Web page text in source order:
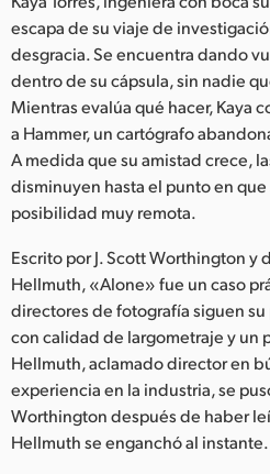
Mexico
Malaysia
Netherlands
New Zealand
Norway
Poland
Portugal
Singapore
South Africa
escapa de su viaje de
desgracia. Se encuentra dando
dentro de su cápsula, sin nadie
Mientras evalúa qué hacer, Kaya
a Hammer, un cartógrafo
A medida que su amistad crece,
disminuyen hasta el punto en
posibilidad muy remota.
Escrito por J. Scott Worthington y
Hellmuth, «Alone» fue un caso
directores de fotografía siguen
con calidad de largometraje y un
Hellmuth, aclamado director en
experiencia en la industria, se
Worthington después de haber
Hellmuth se enganchó al instante.